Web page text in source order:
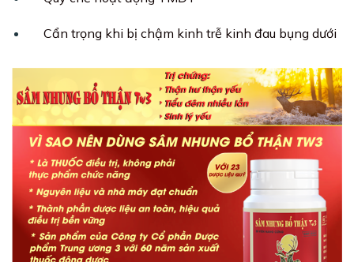
Cẩn trọng khi bị chậm kinh trễ kinh đau bụng dưới